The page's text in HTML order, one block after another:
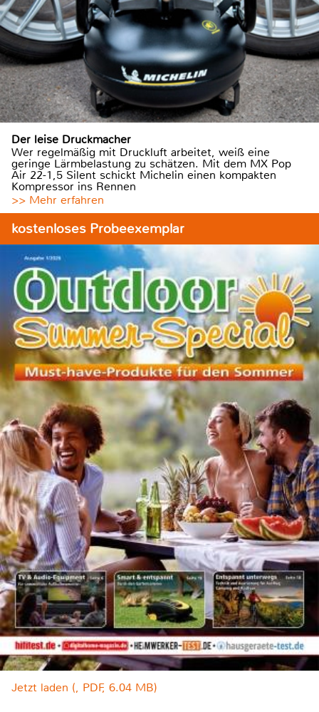
Der leise Druckmacher
Wer regelmäßig mit Druckluft arbeitet, weiß eine
geringe Lärmbelastung zu schätzen. Mit dem MX Pop
Air 22-1,5 Silent schickt Michelin einen kompakten
Kompressor ins Rennen
>> Mehr erfahren
kostenloses Probeexemplar
Jetzt laden (, PDF, 6.04 MB)